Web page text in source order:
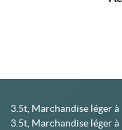
3.5t, Marchandise léger
3.5t, Marchandise léger à